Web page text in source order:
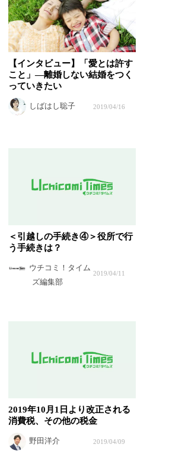
【インタビュー】「愛とは許す
こと」―離婚しない結婚をつく
っていきたい
しばはし聡子 2019/04/16
＜引越しの手続き④＞役所で行
う手続きは？
ウチコミ！タイム
ズ編集部
2019/04/11
2019年10月1日より改正される
消費税、その他の税金
野田洋介 2019/04/09